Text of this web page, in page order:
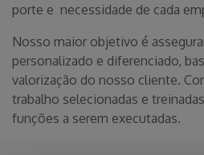
porte e necessidade de cada
Nosso maior objetivo é
personalizado e diferenciado,
valorização do nosso cliente.
trabalho selecionadas e
funções a serem executadas.